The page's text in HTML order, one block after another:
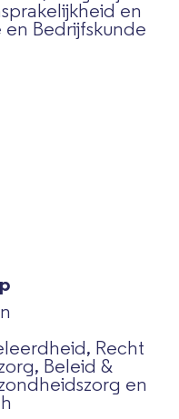
en
Bedrijfskunde
Recht
Beleid &
en